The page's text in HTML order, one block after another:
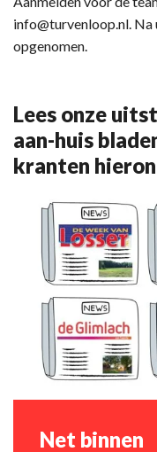
info@turvenloop.nl.
opgenomen.
Lees onze
aan-huis
kranten
Net binnen